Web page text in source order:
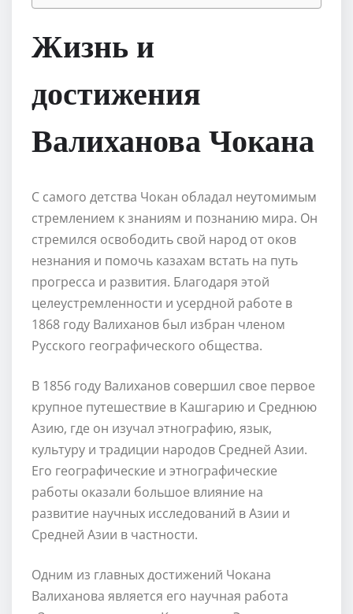
Жизнь и
достижения
Валиханова Чокана
С самого детства Чокан обладал неутомимым
стремлением к знаниям и познанию мира. Он
стремился освободить свой народ от оков
незнания и помочь казахам встать на путь
прогресса и развития. Благодаря этой
целеустремленности и усердной работе в
1868 году Валиханов был избран членом
Русского географического общества.
В 1856 году Валиханов совершил свое первое
крупное путешествие в Кашгарию и Среднюю
Азию, где он изучал этнографию, язык,
культуру и традиции народов Средней Азии.
Его географические и этнографические
работы оказали большое влияние на
развитие научных исследований в Азии и
Средней Азии в частности.
Одним из главных достижений Чокана
Валиханова является его научная работа